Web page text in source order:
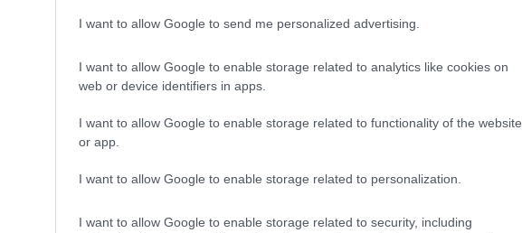
I want to allow Google to send me personalized advertising.
I want to allow Google to enable storage related to analytics like cookies on
web or device identifiers in apps.
I want to allow Google to enable storage related to functionality of the website
or app.
I want to allow Google to enable storage related to personalization.
I want to allow Google to enable storage related to security, including